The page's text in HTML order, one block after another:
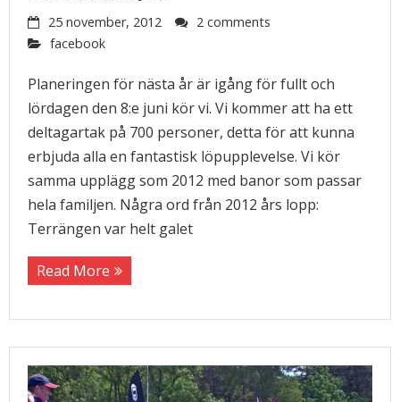
25 november, 2012
2 comments
facebook
Planeringen för nästa år är igång för fullt och
lördagen den 8:e juni kör vi. Vi kommer att ha ett
deltagartak på 700 personer, detta för att kunna
erbjuda alla en fantastisk löpupplevelse. Vi kör
samma upplägg som 2012 med banor som passar
hela familjen. Några ord från 2012 års lopp:
Terrängen var helt galet
Read More